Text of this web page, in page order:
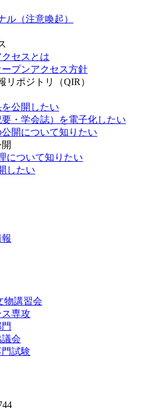
ル（注意喚起）
セスとは
プンアクセス方針
リポジトリ（QIR）
公開したい
・学会誌）を電子化したい
開について知りたい
について知りたい
したい
物講習会
専攻
会
試験